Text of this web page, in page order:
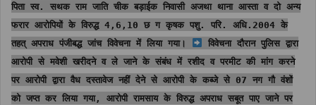
पिता स्व. सथक राम जाति चीक बड़ाईक निवासी अजथा थाना आस्ता व दो अन्य
फरार आरोपियों के विरुद्ध 4,6,10 छ ग कृषक पशु. परि. अधि.2004 के
तहत् अपराध पंजीबद्ध जांच विवेचना में लिया गया।
विवेचना दौरान पुलिस द्वारा
आरोपी से मवेशी खरीदने व ले जाने के संबंध में रशीद व परमीट की मांग करने
पर आरोपी द्वारा वैध दस्तावेज नहीं देने से आरोपी के कब्जे से 07 नग गौ वंशों
को जप्त कर लिया गया, आरोपी रामसाय के विरुद्ध अपराध सबूत पाए जाने पर